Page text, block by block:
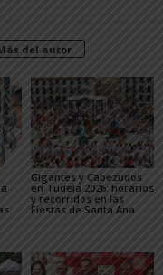
del autor
Gigantes y Cabezudos
en Tudela 2026: horarios
y recorridos en las
Fiestas de Santa Ana